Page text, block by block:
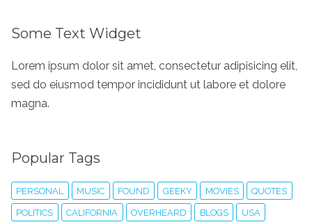
Some Text Widget
Lorem ipsum dolor sit amet, consectetur adipisicing elit,
sed do eiusmod tempor incididunt ut labore et dolore
magna.
Popular Tags
PERSONAL MUSIC FOUND GEEKY MOVIES QUOTES
POLITICS CALIFORNIA OVERHEARD BLOGS USA